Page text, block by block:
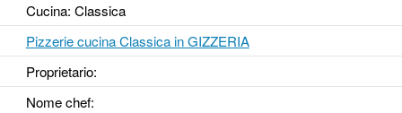
Cucina: Classica
Pizzerie cucina Classica in GIZZERIA
Proprietario:
Nome chef: